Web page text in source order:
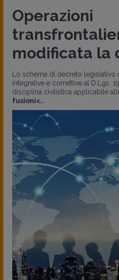
Operazioni
modificata la
Lo schema di decreto legislativo
integrative e correttive al D.Lgs. 19/
disciplina civilistica applicabile alle
fusioni<..